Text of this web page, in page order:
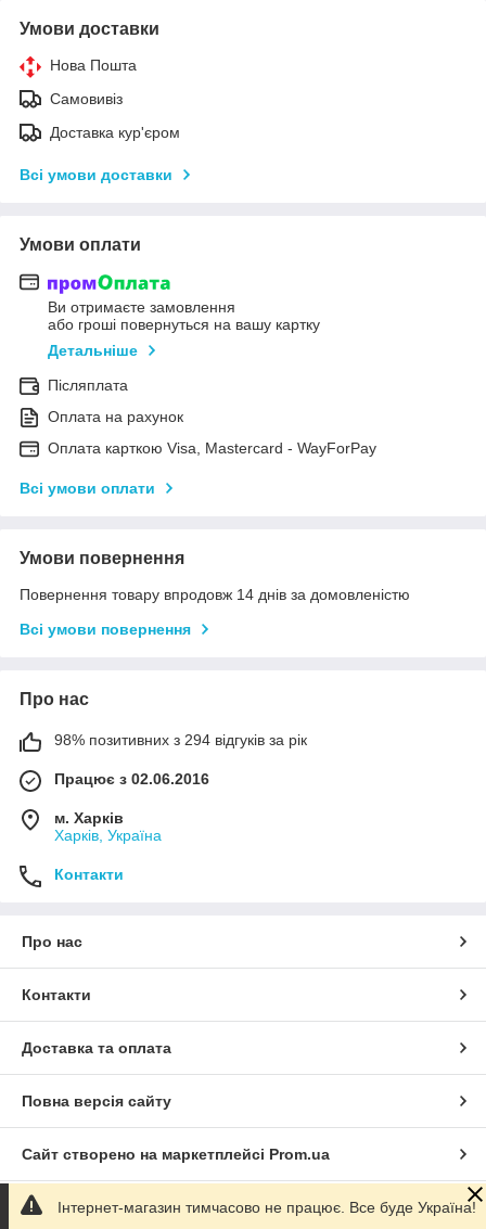
Умови доставки
Нова Пошта
Самовивіз
Доставка кур'єром
Всі умови доставки
Умови оплати
Ви отримаєте замовлення
або гроші повернуться на вашу картку
Детальніше
Післяплата
Оплата на рахунок
Оплата карткою Visa, Mastercard - WayForPay
Всі умови оплати
Умови повернення
Повернення товару впродовж 14 днів за домовленістю
Всі умови повернення
Про нас
98% позитивних з 294 відгуків за рік
Працює з 02.06.2016
м. Харків
Харків, Україна
Контакти
Про нас
Контакти
Доставка та оплата
Повна версія сайту
Сайт створено на маркетплейсі Prom.ua
Політика конфіденційності
Інтернет-магазин тимчасово не працює. Все буде Україна!